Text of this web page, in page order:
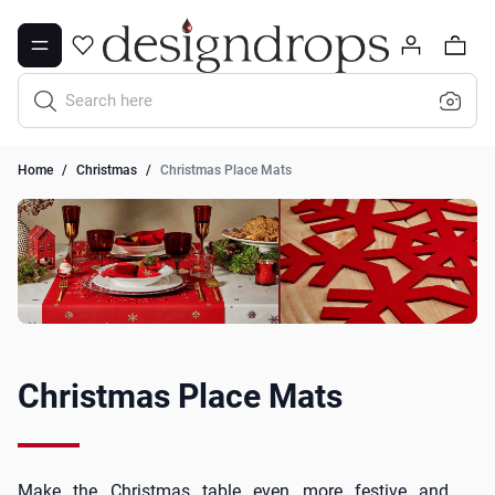
Skip to Content
0
Search here
Home / Christmas / Christmas Place Mats
Christmas Place Mats